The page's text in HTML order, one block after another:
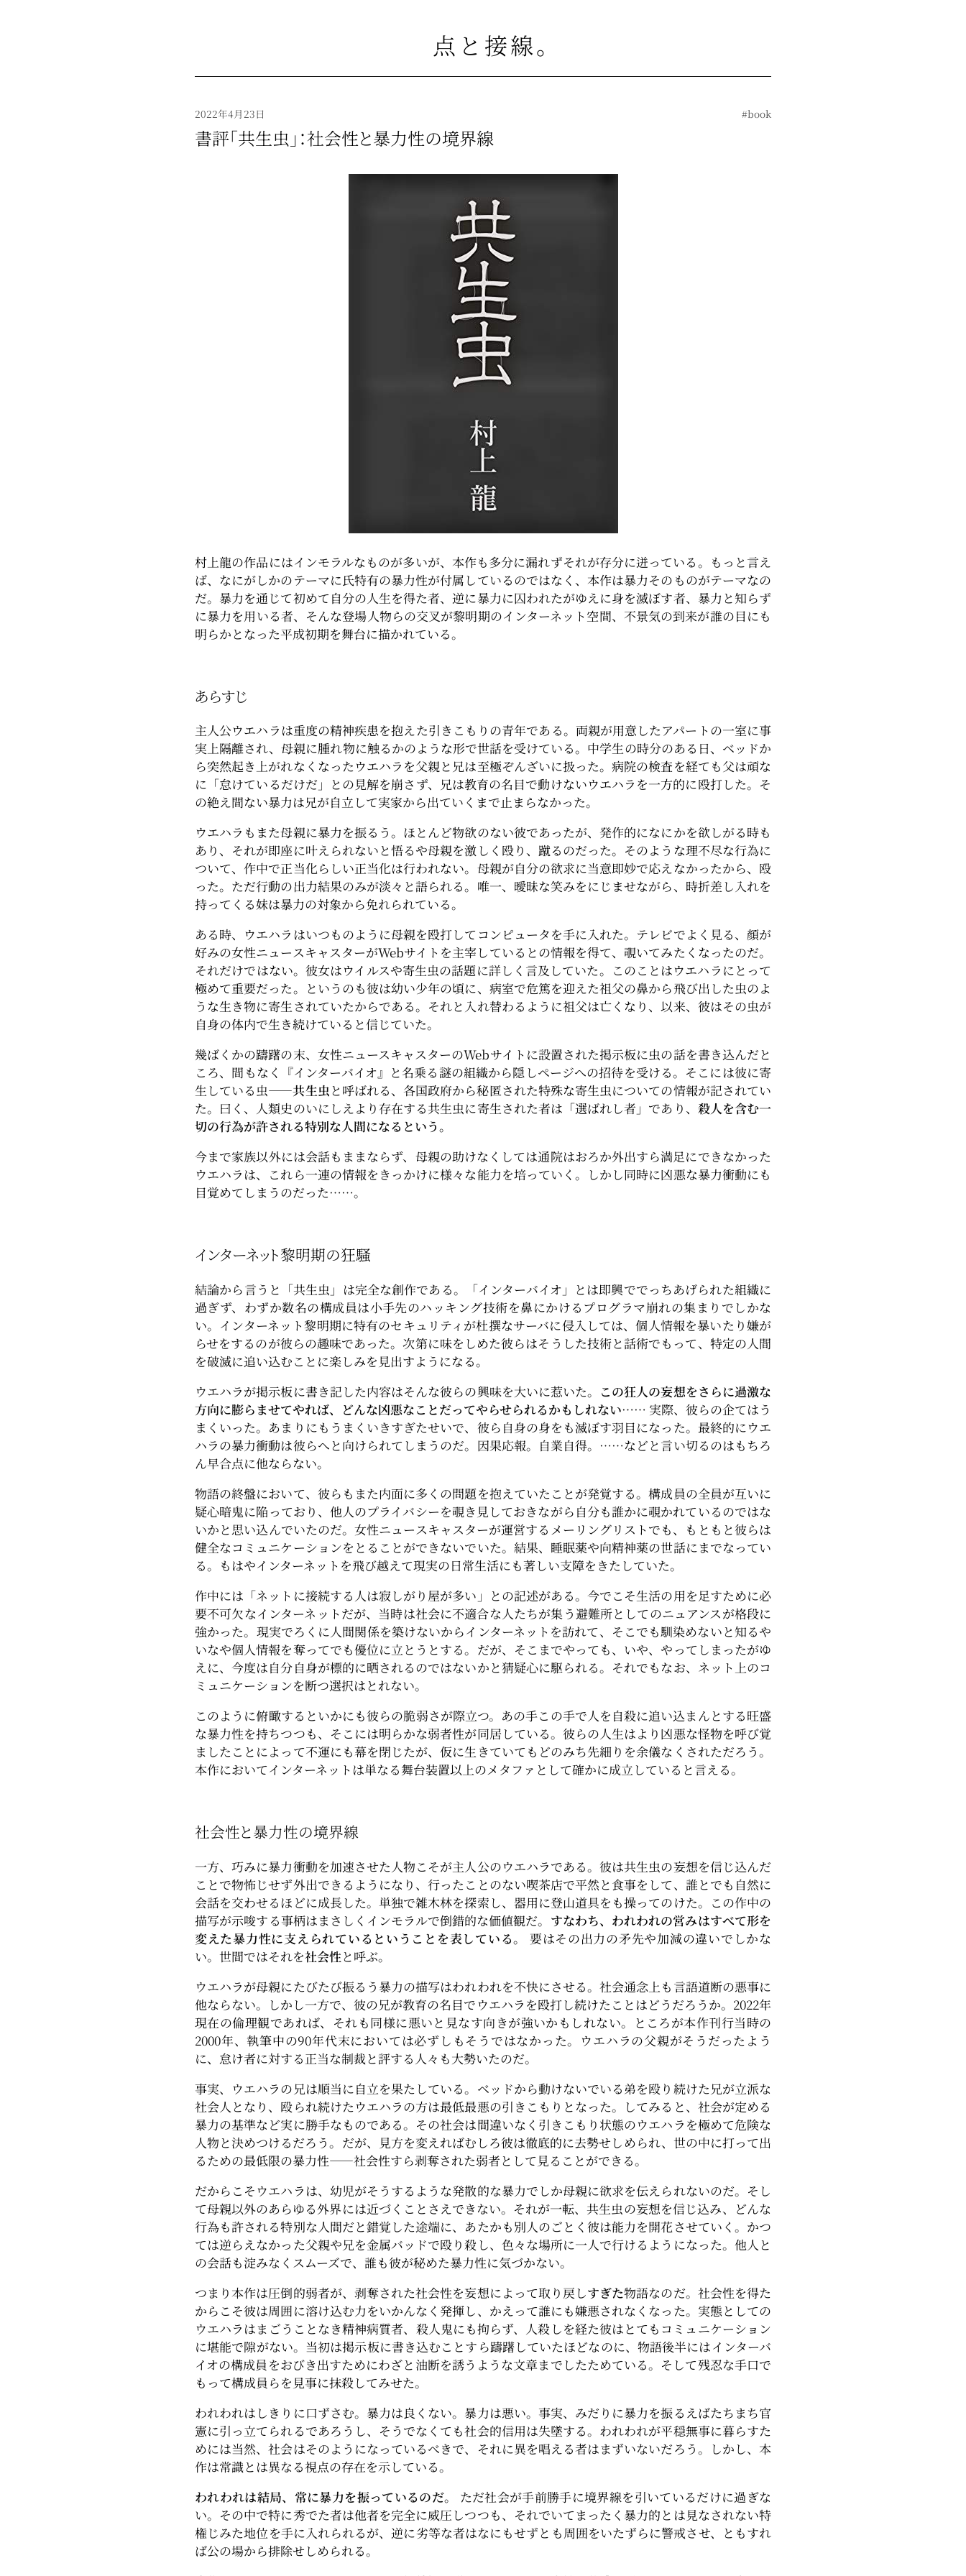
点と接線。
2022年4月23日 #book
書評「共生虫」：社会性と暴力性の境界線
村上龍の作品にはインモラルなものが多いが、本作も多分に漏れずそれが存分に迸っている。もっと言え
ば、なにがしかのテーマに氏特有の暴力性が付属しているのではなく、本作は暴力そのものがテーマなの
だ。暴力を通じて初めて自分の人生を得た者、逆に暴力に囚われたがゆえに身を滅ぼす者、暴力と知らず
に暴力を用いる者、そんな登場人物らの交叉が黎明期のインターネット空間、不景気の到来が誰の目にも
明らかとなった平成初期を舞台に描かれている。
あらすじ
主人公ウエハラは重度の精神疾患を抱えた引きこもりの青年である。両親が用意したアパートの一室に事
実上隔離され、母親に腫れ物に触るかのような形で世話を受けている。中学生の時分のある日、ベッドか
ら突然起き上がれなくなったウエハラを父親と兄は至極ぞんざいに扱った。病院の検査を経ても父は頑な
に「怠けているだけだ」との見解を崩さず、兄は教育の名目で動けないウエハラを一方的に殴打した。そ
の絶え間ない暴力は兄が自立して実家から出ていくまで止まらなかった。
ウエハラもまた母親に暴力を振るう。ほとんど物欲のない彼であったが、発作的になにかを欲しがる時も
あり、それが即座に叶えられないと悟るや母親を激しく殴り、蹴るのだった。そのような理不尽な行為に
ついて、作中で正当化らしい正当化は行われない。母親が自分の欲求に当意即妙で応えなかったから、殴
った。ただ行動の出力結果のみが淡々と語られる。唯一、曖昧な笑みをにじませながら、時折差し入れを
持ってくる妹は暴力の対象から免れられている。
ある時、ウエハラはいつものように母親を殴打してコンピュータを手に入れた。テレビでよく見る、顔が
好みの女性ニュースキャスターがWebサイトを主宰しているとの情報を得て、覗いてみたくなったのだ。
それだけではない。彼女はウイルスや寄生虫の話題に詳しく言及していた。このことはウエハラにとって
極めて重要だった。というのも彼は幼い少年の頃に、病室で危篤を迎えた祖父の鼻から飛び出した虫のよ
うな生き物に寄生されていたからである。それと入れ替わるように祖父は亡くなり、以来、彼はその虫が
自身の体内で生き続けていると信じていた。
幾ばくかの躊躇の末、女性ニュースキャスターのWebサイトに設置された掲示板に虫の話を書き込んだと
ころ、間もなく『インターバイオ』と名乗る謎の組織から隠しページへの招待を受ける。そこには彼に寄
生している虫――共生虫と呼ばれる、各国政府から秘匿された特殊な寄生虫についての情報が記されてい
た。曰く、人類史のいにしえより存在する共生虫に寄生された者は「選ばれし者」であり、 殺人を含む一
切の行為が許される特別な人間になるという。
今まで家族以外には会話もままならず、母親の助けなくしては通院はおろか外出すら満足にできなかった
ウエハラは、これら一連の情報をきっかけに様々な能力を培っていく。しかし同時に凶悪な暴力衝動にも
目覚めてしまうのだった……。
インターネット黎明期の狂騒
結論から言うと「共生虫」は完全な創作である。「インターバイオ」とは即興ででっちあげられた組織に
過ぎず、わずか数名の構成員は小手先のハッキング技術を鼻にかけるプログラマ崩れの集まりでしかな
い。インターネット黎明期に特有のセキュリティが杜撰なサーバに侵入しては、個人情報を暴いたり嫌が
らせをするのが彼らの趣味であった。次第に味をしめた彼らはそうした技術と話術でもって、特定の人間
を破滅に追い込むことに楽しみを見出すようになる。
ウエハラが掲示板に書き記した内容はそんな彼らの興味を大いに惹いた。 この狂人の妄想をさらに過激な
方向に膨らませてやれば、どんな凶悪なことだってやらせられるかもしれない…… 実際、彼らの企てはう
まくいった。あまりにもうまくいきすぎたせいで、彼ら自身の身をも滅ぼす羽目になった。最終的にウエ
ハラの暴力衝動は彼らへと向けられてしまうのだ。因果応報。自業自得。……などと言い切るのはもちろ
ん早合点に他ならない。
物語の終盤において、彼らもまた内面に多くの問題を抱えていたことが発覚する。構成員の全員が互いに
疑心暗鬼に陥っており、他人のプライバシーを覗き見しておきながら自分も誰かに覗かれているのではな
いかと思い込んでいたのだ。女性ニュースキャスターが運営するメーリングリストでも、もともと彼らは
健全なコミュニケーションをとることができないでいた。結果、睡眠薬や向精神薬の世話にまでなってい
る。もはやインターネットを飛び越えて現実の日常生活にも著しい支障をきたしていた。
作中には「ネットに接続する人は寂しがり屋が多い」との記述がある。今でこそ生活の用を足すために必
要不可欠なインターネットだが、当時は社会に不適合な人たちが集う避難所としてのニュアンスが格段に
強かった。現実でろくに人間関係を築けないからインターネットを訪れて、そこでも馴染めないと知るや
いなや個人情報を奪ってでも優位に立とうとする。だが、そこまでやっても、いや、やってしまったがゆ
えに、今度は自分自身が標的に晒されるのではないかと猜疑心に駆られる。それでもなお、ネット上のコ
ミュニケーションを断つ選択はとれない。
このように俯瞰するといかにも彼らの脆弱さが際立つ。あの手この手で人を自殺に追い込まんとする旺盛
な暴力性を持ちつつも、そこには明らかな弱者性が同居している。彼らの人生はより凶悪な怪物を呼び覚
ましたことによって不運にも幕を閉じたが、仮に生きていてもどのみち先細りを余儀なくされただろう。
本作においてインターネットは単なる舞台装置以上のメタファとして確かに成立していると言える。
社会性と暴力性の境界線
一方、巧みに暴力衝動を加速させた人物こそが主人公のウエハラである。彼は共生虫の妄想を信じ込んだ
ことで物怖じせず外出できるようになり、行ったことのない喫茶店で平然と食事をして、誰とでも自然に
会話を交わせるほどに成長した。単独で雑木林を探索し、器用に登山道具をも操ってのけた。この作中の
描写が示唆する事柄はまさしくインモラルで倒錯的な価値観だ。 すなわち、われわれの営みはすべて形を
変えた暴力性に支えられているということを表している。
要はその出力の矛先や加減の違いでしかな
い。世間ではそれを社会性と呼ぶ。
ウエハラが母親にたびたび振るう暴力の描写はわれわれを不快にさせる。社会通念上も言語道断の悪事に
他ならない。しかし一方で、彼の兄が教育の名目でウエハラを殴打し続けたことはどうだろうか。2022年
現在の倫理観であれば、それも同様に悪いと見なす向きが強いかもしれない。ところが本作刊行当時の
2000年、執筆中の90年代末においては必ずしもそうではなかった。ウエハラの父親がそうだったよう
に、怠け者に対する正当な制裁と評する人々も大勢いたのだ。
事実、ウエハラの兄は順当に自立を果たしている。ベッドから動けないでいる弟を殴り続けた兄が立派な
社会人となり、殴られ続けたウエハラの方は最低最悪の引きこもりとなった。してみると、社会が定める
暴力の基準など実に勝手なものである。その社会は間違いなく引きこもり状態のウエハラを極めて危険な
人物と決めつけるだろう。だが、見方を変えればむしろ彼は徹底的に去勢せしめられ、世の中に打って出
るための最低限の暴力性――社会性すら剥奪された弱者として見ることができる。
だからこそウエハラは、幼児がそうするような発散的な暴力でしか母親に欲求を伝えられないのだ。そし
て母親以外のあらゆる外界には近づくことさえできない。それが一転、共生虫の妄想を信じ込み、どんな
行為も許される特別な人間だと錯覚した途端に、あたかも別人のごとく彼は能力を開花させていく。かつ
ては逆らえなかった父親や兄を金属バッドで殴り殺し、色々な場所に一人で行けるようになった。他人と
の会話も淀みなくスムーズで、誰も彼が秘めた暴力性に気づかない。
つまり本作は圧倒的弱者が、剥奪された社会性を妄想によって取り戻しすぎた物語なのだ。社会性を得た
からこそ彼は周囲に溶け込む力をいかんなく発揮し、かえって誰にも嫌悪されなくなった。実態としての
ウエハラはまごうことなき精神病質者、殺人鬼にも拘らず、人殺しを経た彼はとてもコミュニケーション
に堪能で隙がない。当初は掲示板に書き込むことすら躊躇していたほどなのに、物語後半にはインターバ
イオの構成員をおびき出すためにわざと油断を誘うような文章までしたためている。そして残忍な手口で
もって構成員らを見事に抹殺してみせた。
われわれはしきりに口ずさむ。暴力は良くない。暴力は悪い。事実、みだりに暴力を振るえばたちまち官
憲に引っ立てられるであろうし、そうでなくても社会的信用は失墜する。われわれが平穏無事に暮らすた
めには当然、社会はそのようになっているべきで、それに異を唱える者はまずいないだろう。しかし、本
作は常識とは異なる視点の存在を示している。
われわれは結局、常に暴力を振っているのだ。
ただ社会が手前勝手に境界線を引いているだけに過ぎな
い。その中で特に秀でた者は他者を完全に威圧しつつも、それでいてまったく暴力的とは見なされない特
権じみた地位を手に入れられるが、逆に劣等な者はなにもせずとも周囲をいたずらに警戒させ、ともすれ
ば公の場から排除せしめられる。